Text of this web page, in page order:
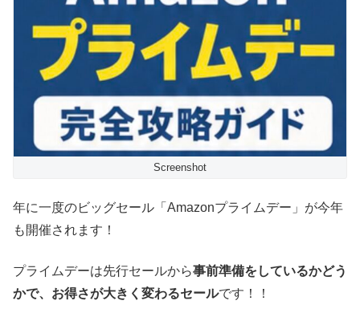
Screenshot
年に一度のビッグセール「Amazonプライムデー」が今年
も開催されます！
プライムデーは先行セールから事前準備をしているかどう
かで、お得さが大きく変わるセールです！！